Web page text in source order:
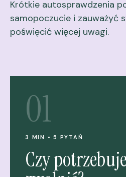
Krótkie autosprawdzenia
samopoczucie i zauważyć
poświęcić więcej uwagi.
01
3 MIN • 5 PYTAŃ
Czy